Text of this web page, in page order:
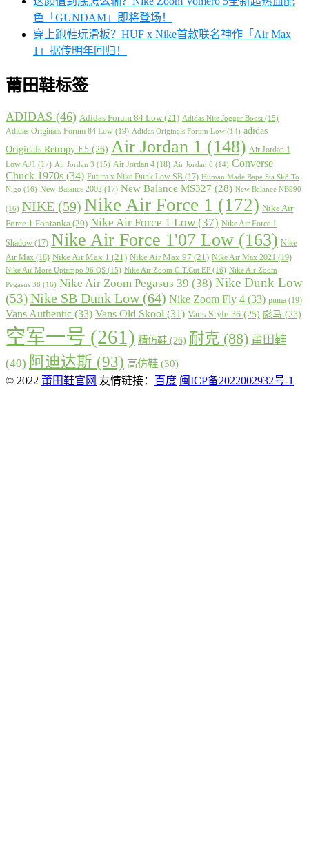
色「GUNDAM」即将登场！
穿上跑鞋玩滑板？HUF x Nike首款联名神作「Air Max
1」据传明年回归！
莆田鞋标签
ADIDAS (46) Adidas Forum 84 Low (21) Adidas Nite Jogger Boost (15)
Adidas Originals Forum 84 Low (19) Adidas Originals Forum Low (14) adidas
Originals Retropy E5 (26) Air Jordan 1 (148) Air Jordan 1
Low AJ1 (17) Air Jordan 3 (15) Air Jordan 4 (18) Air Jordan 6 (14) Converse
Chuck 1970s (34) Futura x Nike Dunk Low SB (17) Human Made Bape Sta Sk8 To
Nigo (16) New Balance 2002 (17) New Balance MS327 (28) New Balance NB990
(16) NIKE (59) Nike Air Force 1 (172) Nike Air
Force 1 Fontanka (20) Nike Air Force 1 Low (37) Nike Air Force 1
Shadow (17) Nike Air Force 1'07 Low (163) Nike
Air Max (18) Nike Air Max 1 (21) Nike Air Max 97 (21) Nike Air Max 2021 (19)
Nike Air More Uptempo 96 QS (15) Nike Air Zoom G.T.Cut EP (16) Nike Air Zoom
Pegasus 38 (16) Nike Air Zoom Pegasus 39 (38) Nike Dunk Low
(53)Nike SB Dunk Low(64) Nike Zoom Fly 4 (33) puma (19)
Vans Authentic (33) Vans Old Skool (31) Vans Style 36 (25) 彪马 (23)
空军一号 (261) 精仿鞋 (26) 耐克 (88) 莆田鞋
(40) 阿迪达斯 (93) 高仿鞋 (30)
© 2022 莆田鞋官网 友情链接： 百度 闽ICP备2022002932号-1